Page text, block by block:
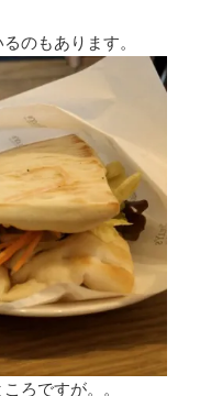
のもあります。
ろですが。。